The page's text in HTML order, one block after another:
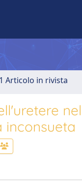
Articolo in rivista
inconsueta